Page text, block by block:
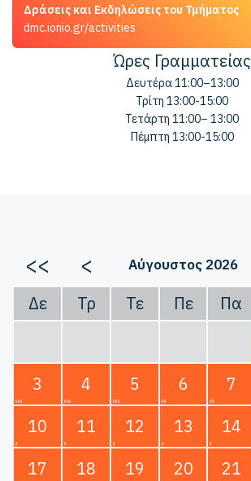
Δράσεις και Εκδηλώσεις του Τμήματος
dmc.ionio.gr/activities
Ώρες Γραμματείας
Δευτέρα 11:00–13:00
Τρίτη 13:00-15:00
Τετάρτη 11:00– 13:00
Πέμπτη 13:00-15:00
<< < Αύγουστος 2026
Δε Τρ Τε Πε Πα
3
4 5 6 7
10
11 12 13 14
17
18 19 20 21